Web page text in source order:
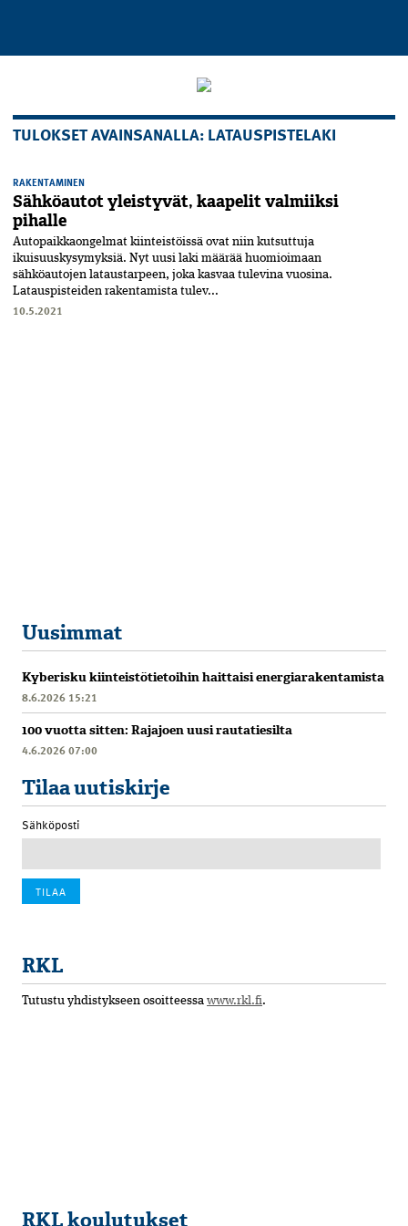
TULOKSET AVAINSANALLA: LATAUSPISTELAKI
RAKENTAMINEN
Sähköautot yleistyvät, kaapelit valmiiksi
pihalle
Autopaikkaongelmat kiinteistöissä ovat niin kutsuttuja
ikuisuuskysymyksiä. Nyt uusi laki määrää huomioimaan
sähköautojen lataustarpeen, joka kasvaa tulevina vuosina.
Latauspisteiden rakentamista tulev...
10.5.2021
Uusimmat
Kyberisku kiinteistötietoihin haittaisi energiarakentamista
8.6.2026 15:21
100 vuotta sitten: Rajajoen uusi rautatiesilta
4.6.2026 07:00
Tilaa uutiskirje
Sähköposti
RKL
Tutustu yhdistykseen osoitteessa www.rkl.fi.
RKL koulutukset